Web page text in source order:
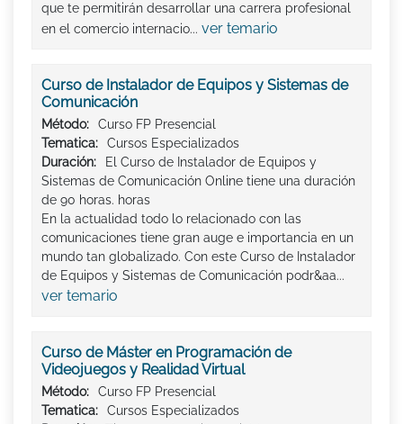
que te permitirán desarrollar una carrera profesional
en el comercio internacio... ver temario
Curso de Instalador de Equipos y Sistemas de
Comunicación
Método:
Curso FP Presencial
Tematica:
Cursos Especializados
Duración:
El Curso de Instalador de Equipos y
Sistemas de Comunicación Online tiene una duración
de 90 horas. horas
En la actualidad todo lo relacionado con las
comunicaciones tiene gran auge e importancia en un
mundo tan globalizado. Con este Curso de Instalador
de Equipos y Sistemas de Comunicación podr&aa...
ver temario
Curso de Máster en Programación de
Videojuegos y Realidad Virtual
Método:
Curso FP Presencial
Tematica:
Cursos Especializados